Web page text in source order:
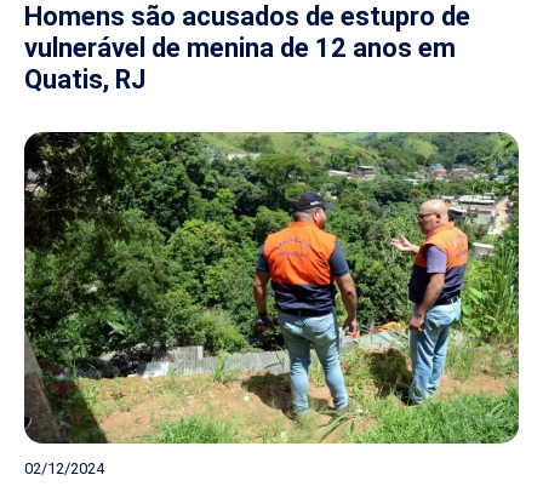
Homens são acusados de estupro de
vulnerável de menina de 12 anos em
Quatis, RJ
02/12/2024